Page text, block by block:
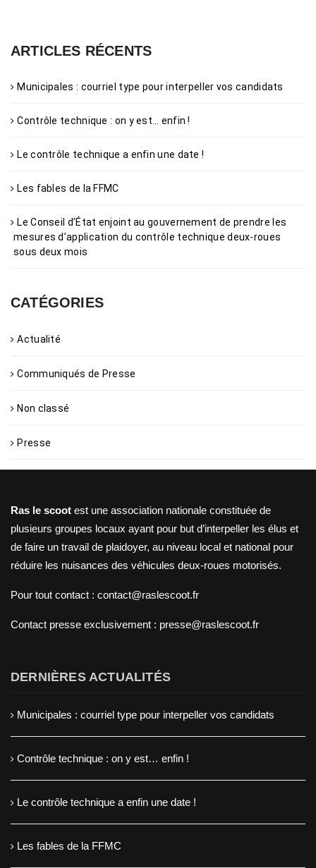
ARTICLES RÉCENTS
Municipales : courriel type pour interpeller vos candidats
Contrôle technique : on y est… enfin !
Le contrôle technique a enfin une date !
Les fables de la FFMC
Le Conseil d’État enjoint au gouvernement de prendre les
mesures d’application du contrôle technique deux-roues
sous deux mois
CATÉGORIES
Actualité
Communiqués de Presse
Non classé
Presse
Ras le scoot est une association nationale constituée de
plusieurs groupes locaux ayant pour but d’interpeller les élus et
de faire un travail de plaidoyer, au niveau local et national pour
réduire les nuisances des véhicules deux-roues motorisés.
Pour tout contact : contact@raslescoot.fr
Contact presse exclusivement : presse@raslescoot.fr
DERNIÈRES ACTUALITÉS
Municipales : courriel type pour interpeller vos candidats
Contrôle technique : on y est… enfin !
Le contrôle technique a enfin une date !
Les fables de la FFMC